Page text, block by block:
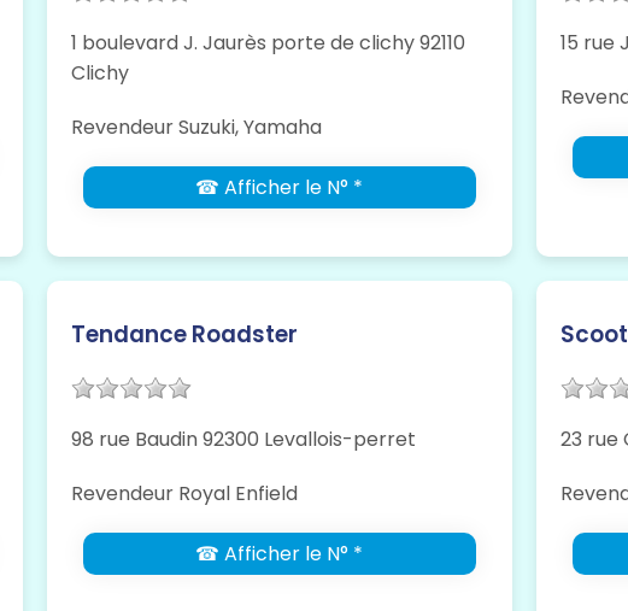
1 boulevard J. Jaurès porte de clichy 92110
Clichy
Revendeur Suzuki, Yamaha
☎ Afficher le N° *
15 rue
Tendance Roadster
98 rue Baudin 92300 Levallois-perret
Revendeur Royal Enfield
☎ Afficher le N° *
23 rue